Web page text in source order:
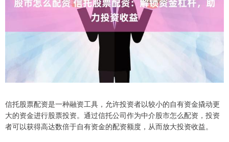
信托股票配资是一种融资工具，允许投资者以较小的自有资金撬动更
大的资金进行股票投资。通过信托公司作为中介股市怎么配资，投资
者可以获得高达数倍于自有资金的配资额度，从而放大投资收益。